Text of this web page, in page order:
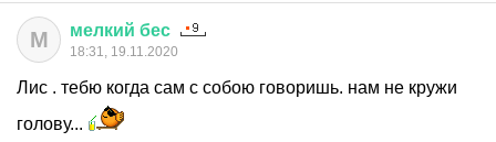
М мелкий бес
18:31, 19.11.2020
Лис . тебю когда сам с собою говоришь. нам не кружи
голову...